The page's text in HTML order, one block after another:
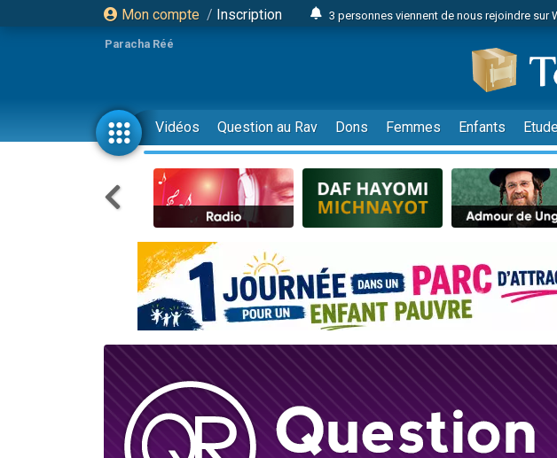
Mon compte / Inscription
3 personnes viennent de nous rejoindre sur
3 personnes viennent de faire un don
3 personnes viennent de faire un don
2 personnes viennent de nous rejoindre sur
13 personnes viennent de demander une
30 personnes viennent de faire un don
Il reste 49 places pour étudier en groupe
12 nouvelles musiques dans Torah-Box
2 personnes viennent de nous rejoindre sur
2 nouvelles musiques dans Torah-Box
3 personnes viennent de nous rejoindre sur
8 personnes viennent de faire un don
Nouvelle émission radio : Visions de
61 personnes viennent de demander une
Il reste 49 places pour étudier en
Paracha Réé
Vidéos Question au Rav Dons Femmes Enfants